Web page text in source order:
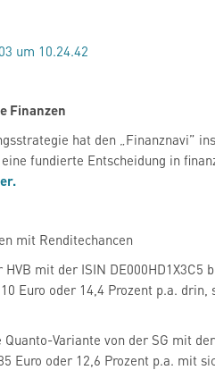
Finanzen
hat den „Finanznavi”
fundierte Entscheidung in
mit Renditechancen
mit der ISIN
Euro oder 14,4 Prozent p.a.
Variante von der SG mit
Euro oder 12,6 Prozent p.a. mit